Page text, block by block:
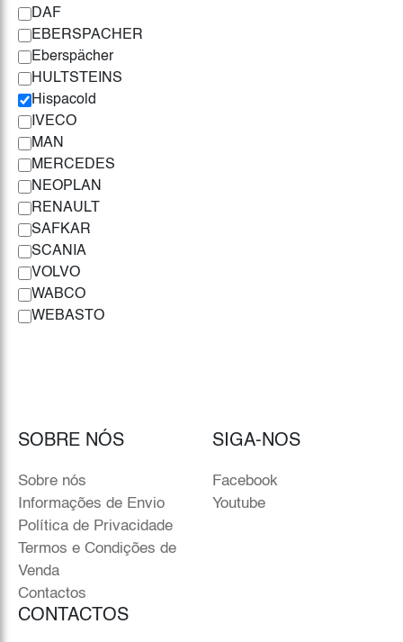
DAF
EBERSPACHER
Eberspächer
HULTSTEINS
Hispacold
IVECO
MAN
MERCEDES
NEOPLAN
RENAULT
SAFKAR
SCANIA
VOLVO
WABCO
WEBASTO
SOBRE NÓS
Sobre nós
Informações de Envio
Política de Privacidade
Termos e Condições de
Venda
Contactos
SIGA-NOS
Facebook
Youtube
CONTACTOS